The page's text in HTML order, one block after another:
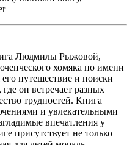
Людмилы Рыжовой,
хомяка по имени
путешествие и поиски
он встречает разных
трудностей. Книга
и увлекательными
впечатления у
присутствует не только